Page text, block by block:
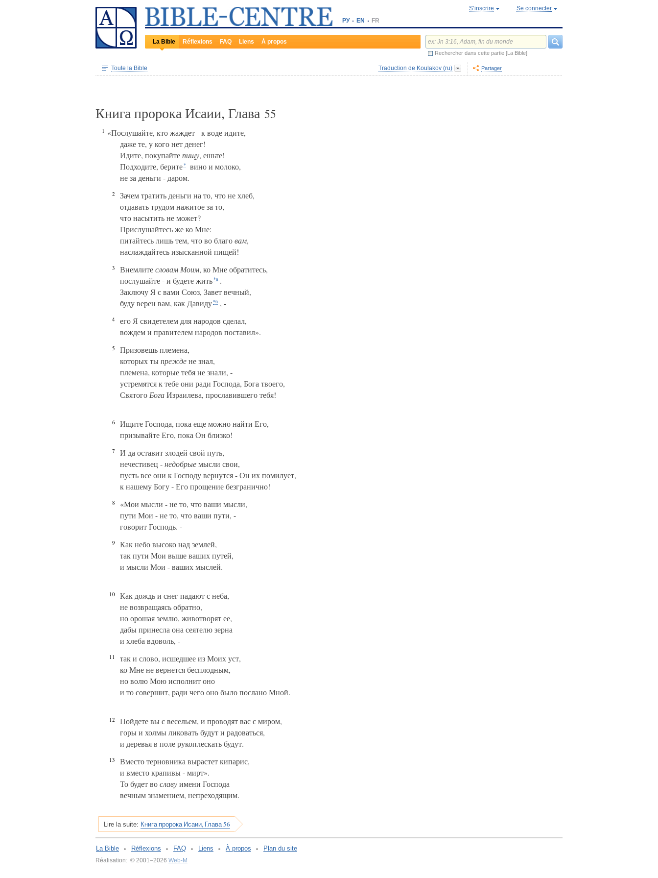
РУ EN FR
S’inscrire Se connecter
La Bible Réflexions FAQ Liens À propos
Rechercher dans cette partie [La Bible]
Toute la Bible Traduction de Koulakov (ru) Partager
Книга пророка Исаии, Глава 55
1 «Послушайте, кто жаждет - к воде идите,
даже те, у кого нет денег!
Идите, покупайтепищу, ешьте!
Подходите, берите*
вино и молоко,
не за деньги - даром.
2
Зачем тратить деньги на то, что не хлеб,
отдавать трудом нажитое за то,
что насытить не может?
Прислушайтесь же ко Мне:
питайтесь лишь тем, что во благовам,
наслаждайтесь изысканной пищей!
3 Внемлитесловам Моим, ко Мне обратитесь,
послушайте - и будете жить*а .
Заключу Я с вами Союз, Завет вечный,
буду верен вам, как Давиду*б , -
4
его Я свидетелем для народов сделал,
вождем и правителем народов поставил».
5
Призовешь племена,
которых тыпреждене знал,
племена, которые тебя не знали, -
устремятся к тебе они ради Господа, Бога твоего,
Святого БогаИзраилева, прославившего тебя!
6
Ищите Господа, пока еще можно найти Его,
призывайте Его, пока Он близко!
7
И да оставит злодей свой путь,
нечестивец -недобрыемысли свои,
пусть все они к Господу вернутся - Он их помилует,
к нашему Богу - Его прощение безгранично!
8
«Мои мысли - не то, что ваши мысли,
пути Мои - не то, что ваши пути, -
говорит Господь. -
9
Как небо высоко над землей,
так пути Мои выше ваших путей,
и мысли Мои - ваших мыслей.
10
Как дождь и снег падают с неба,
не возвращаясь обратно,
но орошая землю, животворят ее,
дабы принесла она сеятелю зерна
и хлеба вдоволь, -
11
так и слово, исшедшее из Моих уст,
ко Мне не вернется бесплодным,
но волю Мою исполнит оно
и то совершит, ради чего оно было послано Мной.
12
Пойдете вы с весельем, и проводят вас с миром,
горы и холмы ликовать будут и радоваться,
и деревья в поле рукоплескать будут.
13
Вместо терновника вырастет кипарис,
и вместо крапивы - мирт».
То будет вославуимени Господа
вечным знамением, непреходящим.
Lire la suite: Книга пророка Исаии, Глава 56
La Bible Réflexions FAQ Liens À propos Plan du site
Réalisation: © 2001–2026 Web-M